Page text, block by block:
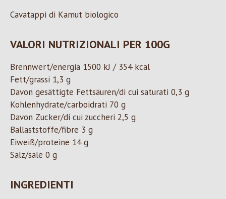
Cavatappi di Kamut biologico
VALORI NUTRIZIONALI PER 100G
Brennwert/energia 1500 kJ / 354 kcal
Fett/grassi 1,3 g
Davon gesättigte Fettsäuren/di cui saturati 0,3 g
Kohlenhydrate/carboidrati 70 g
Davon Zucker/di cui zuccheri 2,5 g
Ballaststoffe/fibre 3 g
Eiweiß/proteine 14 g
Salz/sale 0 g
INGREDIENTI